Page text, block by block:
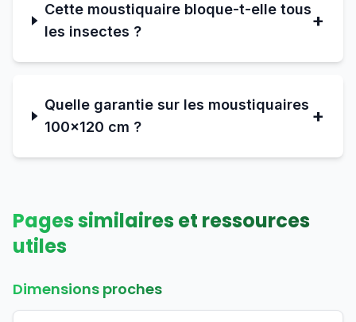
Cette moustiquaire bloque-t-elle tous
les insectes ?
+
Quelle garantie sur les moustiquaires
100×120 cm ?
+
Pages similaires et ressources
utiles
Dimensions proches